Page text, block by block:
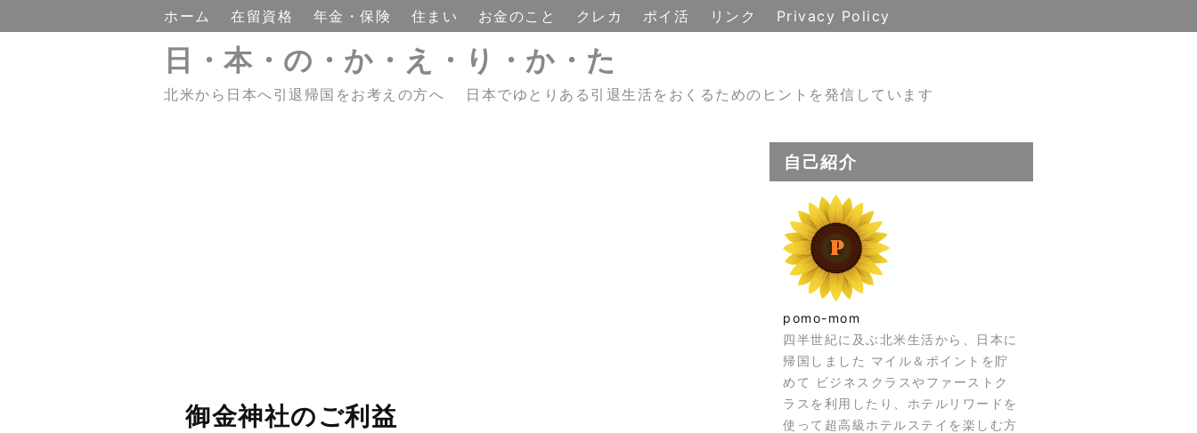
ホーム 在留資格 年金・保険 住まい お金のこと クレカ ポイ活 リンク Privacy Policy
日・本・の・か・え・り・か・た
北米から日本へ引退帰国をお考えの方へ 日本でゆとりある引退生活をおくるためのヒントを発信しています
御金神社のご利益
自己紹介
pomo-mom
四半世紀に及ぶ北米生活から、日本に
帰国しました マイル＆ポイントを貯
めて ビジネスクラスやファーストク
ラスを利用したり、ホテルリワードを
使って超高級ホテルステイを楽しむ方